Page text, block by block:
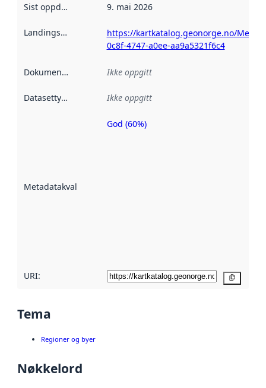
Sist oppdatert 9. mai 2026
Landingsside
https://kartkatalog.geonorge.no/
0c8f-4747-a0ee-aa9a5321f6c4
Dokumentasjon Ikke oppgitt
Datasettype Ikke oppgitt
Metadatakvalitet
Metadatakvalitet
God (60%)
URI:
Tema
Regioner og byer
Nøkkelord